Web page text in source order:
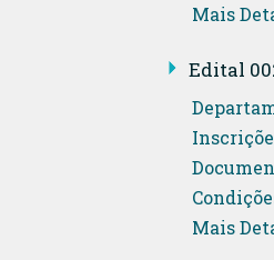
Mais
Edital
Mais